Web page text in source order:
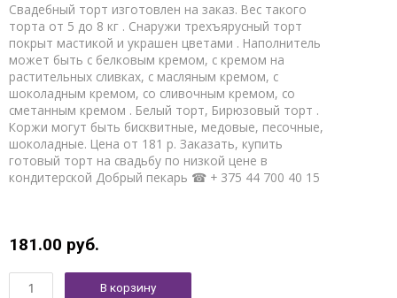
Свадебный торт изготовлен на заказ. Вес такого
торта от 5 до 8 кг . Снаружи трехъярусный торт
покрыт мастикой и украшен цветами . Наполнитель
может быть с белковым кремом, с кремом на
растительных сливках, с масляным кремом, с
шоколадным кремом, со сливочным кремом, со
сметанным кремом . Белый торт, Бирюзовый торт .
Коржи могут быть бисквитные, медовые, песочные,
шоколадные. Цена от 181 р. Заказать, купить
готовый торт на свадьбу по низкой цене в
кондитерской Добрый пекарь ☎ + 375 44 700 40 15
181.00 руб.
В корзину